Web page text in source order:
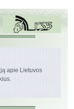
apie Lietuvos